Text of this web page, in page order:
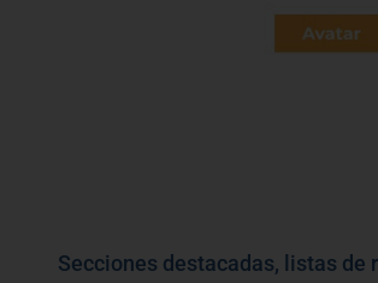
Secciones destacadas, listas de